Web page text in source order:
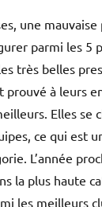
une
parmi les 5
très belles
prouvé à leurs
Elles se
ce qui est
L’année
la plus haute
les meilleurs